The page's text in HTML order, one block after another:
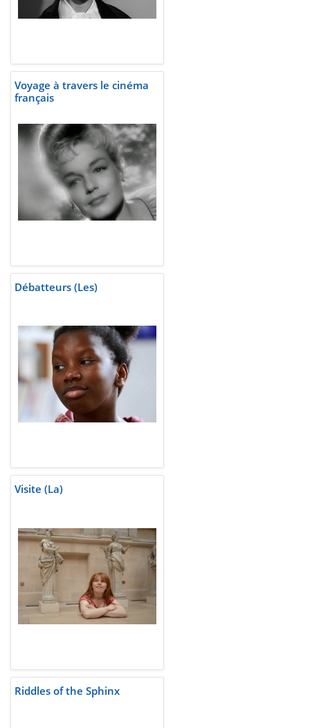
Voyage à travers le cinéma
français
Débatteurs (Les)
Visite (La)
Riddles of the Sphinx